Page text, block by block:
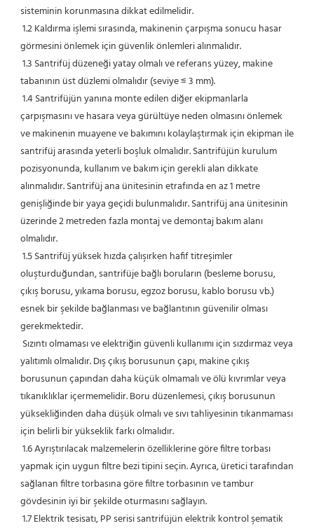
sisteminin korunmasına dikkat edilmelidir.
görmesini önlemek için güvenlik önlemleri alınmalıdır.
tabanının üst düzlemi olmalıdır (seviye ≤ 3 mm).
çarpışmasını ve hasara veya gürültüye neden olmasını önlemek
ve makinenin muayene ve bakımını kolaylaştırmak için ekipman ile
santrifüj arasında yeterli boşluk olmalıdır. Santrifüjün kurulum
pozisyonunda, kullanım ve bakım için gerekli alan dikkate
alınmalıdır. Santrifüj ana ünitesinin etrafında en az 1 metre
genişliğinde bir yaya geçidi bulunmalıdır. Santrifüj ana ünitesinin
üzerinde 2 metreden fazla montaj ve demontaj bakım alanı
olmalıdır.
oluşturduğundan, santrifüje bağlı boruların (besleme borusu,
çıkış borusu, yıkama borusu, egzoz borusu, kablo borusu vb.)
esnek bir şekilde bağlanması ve bağlantının güvenilir olması
gerekmektedir.
yalıtımlı olmalıdır. Dış çıkış borusunun çapı, makine çıkış
borusunun çapından daha küçük olmamalı ve ölü kıvrımlar veya
tıkanıklıklar içermemelidir. Boru düzenlemesi, çıkış borusunun
yüksekliğinden daha düşük olmalı ve sıvı tahliyesinin tıkanmaması
için belirli bir yükseklik farkı olmalıdır.
yapmak için uygun filtre bezi tipini seçin. Ayrıca, üretici tarafından
sağlanan filtre torbasına göre filtre torbasının ve tambur
gövdesinin iyi bir şekilde oturmasını sağlayın.